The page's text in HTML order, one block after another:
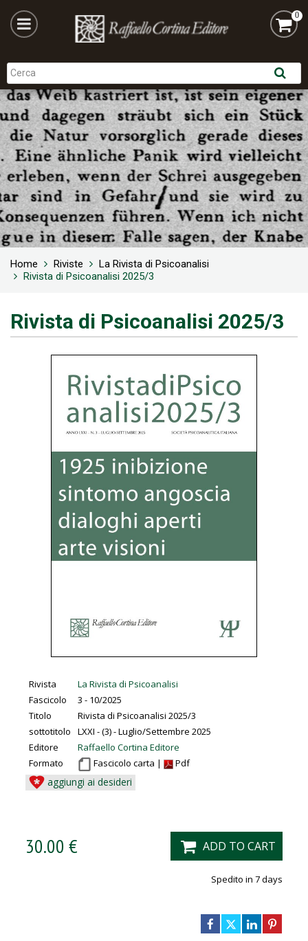
0
Home Riviste
La Rivista di Psicoanalisi
Rivista di Psicoanalisi 2025/3
Rivista di Psicoanalisi 2025/3
Rivista
La Rivista di Psicoanalisi
Fascicolo
3 - 10/2025
Titolo
Rivista di Psicoanalisi 2025/3
sottotitolo
LXXI - (3) - Luglio/Settembre 2025
Editore
Raffaello Cortina Editore
Formato
Fascicolo carta | Pdf
aggiungi ai desideri
30.00 € ADD TO CART
Spedito in 7 days